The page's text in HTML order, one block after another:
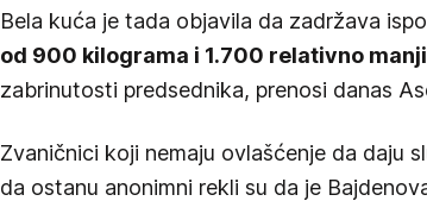
Bela kuća je tada objavila da zadržava
od 900 kilograma i 1.700 relativno
zabrinutosti predsednika, prenosi danas
Zvaničnici koji nemaju ovlašćenje da daju
da ostanu anonimni rekli su da je